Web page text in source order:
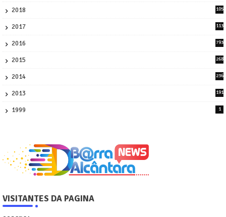
2018
105
2017
113
2016
793
2015
268
2014
236
2013
191
1999 1
VISITANTES DA PAGINA